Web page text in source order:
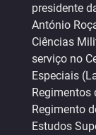
presidente
António
Ciências
serviço no
Especiais
Regimentos
Regimento
Estudos